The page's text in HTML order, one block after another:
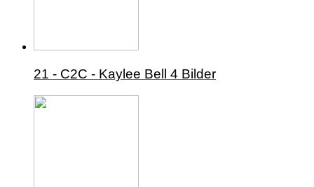
21 - C2C - Kaylee Bell 4 Bilder